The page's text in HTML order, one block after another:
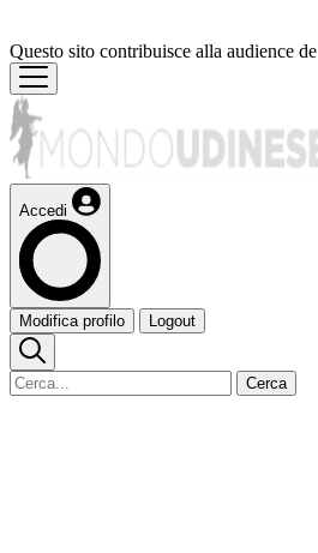
Questo sito contribuisce alla audience de
Accedi
Modifica profilo Logout
Cerca